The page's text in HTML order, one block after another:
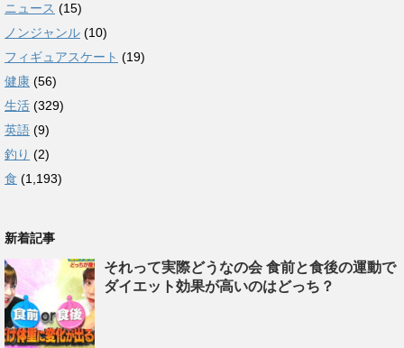
ニュース (15)
ノンジャンル (10)
フィギュアスケート (19)
健康 (56)
生活 (329)
英語 (9)
釣り (2)
食 (1,193)
新着記事
それって実際どうなの会 食前と食後の運動で
ダイエット効果が高いのはどっち？